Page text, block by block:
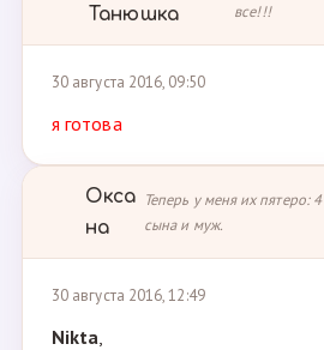
Танюшка
все!!!
30 августа 2016, 09:50
я готова
Окса
на
Теперь у меня их пятеро: 4
сына и муж.
30 августа 2016, 12:49
Nikta,